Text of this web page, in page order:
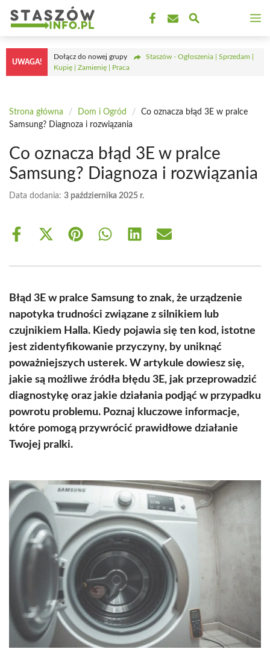
treści
UWAGA!
Dołącz do nowej grupy
Staszów - Ogłoszenia | Sprzedam |
Kupię | Zamienię | Praca
Strona główna / Dom i Ogród /
Co oznacza błąd 3E w pralce
Samsung? Diagnoza i rozwiązania
Co oznacza błąd 3E w pralce
Samsung? Diagnoza i rozwiązania
Data dodania: 3 października 2025 r.
Share
Share
(Twitter)
Share Share Share Share
Błąd 3E w pralce Samsung to znak, że urządzenie
napotyka trudności związane z silnikiem lub
czujnikiem Halla. Kiedy pojawia się ten kod, istotne
jest zidentyfikowanie przyczyny, by uniknąć
poważniejszych usterek. W artykule dowiesz się,
jakie są możliwe źródła błędu 3E, jak przeprowadzić
diagnostykę oraz jakie działania podjąć w przypadku
powrotu problemu. Poznaj kluczowe informacje,
które pomogą przywrócić prawidłowe działanie
Twojej pralki.